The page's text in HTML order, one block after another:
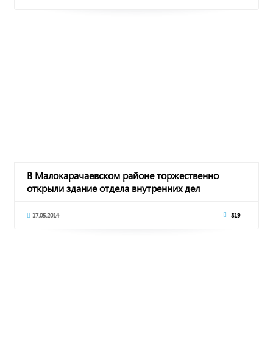
В Малокарачаевском районе торжественно
открыли здание отдела внутренних дел
17.05.2014 819